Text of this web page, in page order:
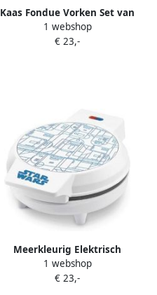
Kaas Fondue Vorken Set van
6 Meerkleurig
1 webshop
€ 23,-
Meerkleurig Elektrisch
Wafelijzer Unieke Wafels
Thuis Maken
1 webshop
€ 23,-